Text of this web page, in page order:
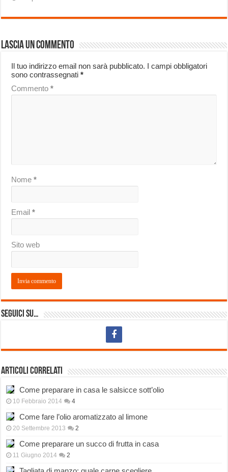
Lascia un commento
Il tuo indirizzo email non sarà pubblicato. I campi obbligatori
sono contrassegnati*
Commento*
Nome*
Email*
Sito web
Seguici su…
Articoli correlati
Come preparare in casa le salsicce sott’olio
10 Febbraio 2014 4
Come fare l’olio aromatizzato al limone
20 Settembre 2013 2
Come preparare un succo di frutta in casa
11 Giugno 2014 2